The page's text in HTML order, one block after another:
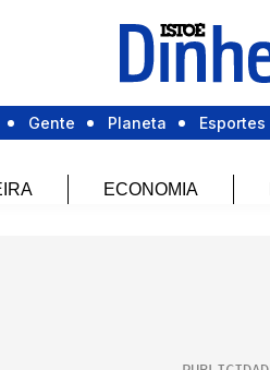
Gente Planeta Esportes
ECONOMIA